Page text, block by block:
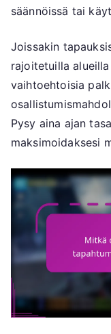
säännöissä tai
Joissakin
rajoitetuilla
vaihtoehtoisia
Pysy aina ajan
maksimoidaksesi